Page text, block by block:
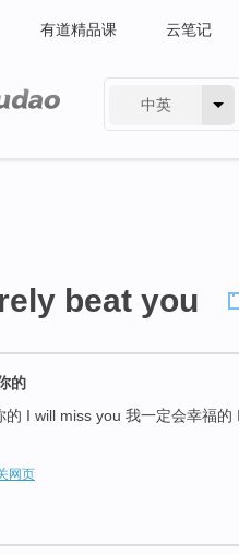
有道精品课 云笔记
中英
beat you
的
的 I will miss you 我一定会幸福
网页